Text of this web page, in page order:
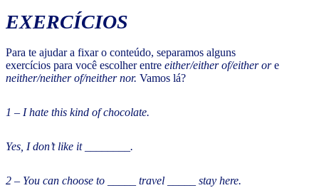
EXERCÍCIOS
Para te ajudar a fixar o conteúdo, separamos alguns
exercícios para você escolher entre either/either of/either ore
neither/neither of/neither nor. Vamos lá?
1 – I hate this kind of chocolate.
Yes, I don’t like it ________.
2 – You can choose to _____ travel _____ stay here.